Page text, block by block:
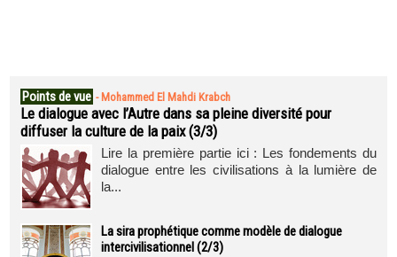
Points de vue - Mohammed El Mahdi Krabch
Le dialogue avec l’Autre dans sa pleine diversité pour
diffuser la culture de la paix (3/3)
Lire la première partie ici : Les fondements du
dialogue entre les civilisations à la lumière de
la...
La sira prophétique comme modèle de dialogue
intercivilisationnel (2/3)